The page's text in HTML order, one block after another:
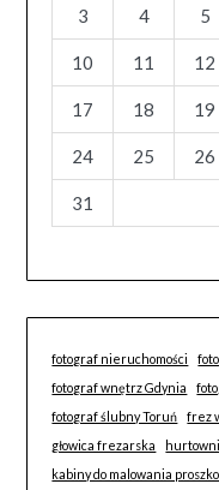
3 4 5
10 11 12
17 18 19
24 25 26
31
fotograf nieruchomości
fotograf wnętrz Gdynia
fotograf ślubny Toruń
frez
głowica frezarska
kabiny do malowania